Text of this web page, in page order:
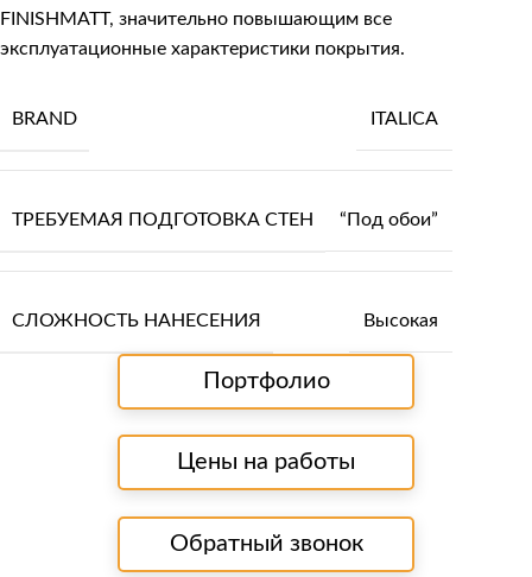
FINISHMATT, значительно повышающим все
эксплуатационные характеристики покрытия.
BRAND ITALICA
ТРЕБУЕМАЯ ПОДГОТОВКА СТЕН “Под обои”
СЛОЖНОСТЬ НАНЕСЕНИЯ Высокая
Портфолио
Цены на работы
Обратный звонок